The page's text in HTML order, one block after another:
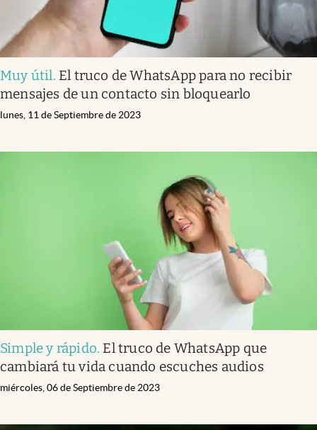
Muy útil. El truco de WhatsApp para no recibir
mensajes de un contacto sin bloquearlo
lunes, 11 de Septiembre de 2023
Simple y rápido. El truco de WhatsApp que
cambiará tu vida cuando escuches audios
miércoles, 06 de Septiembre de 2023